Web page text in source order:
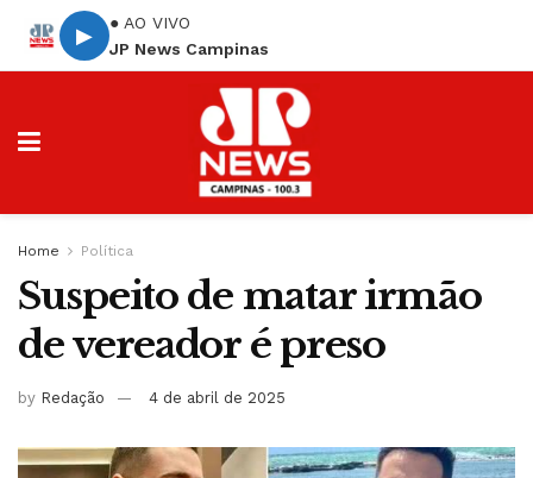
▶
● AO VIVO
JP News Campinas
Home Política
Suspeito de matar irmão
de vereador é preso
by Redação 4 de abril de 2025